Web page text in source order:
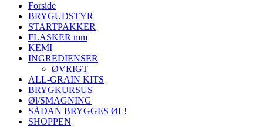
Forside
BRYGUDSTYR
STARTPAKKER
FLASKER mm
KEMI
INGREDIENSER
ØVRIGT
ALL-GRAIN KITS
BRYGKURSUS
Øl/SMAGNING
SÅDAN BRYGGES ØL!
SHOPPEN